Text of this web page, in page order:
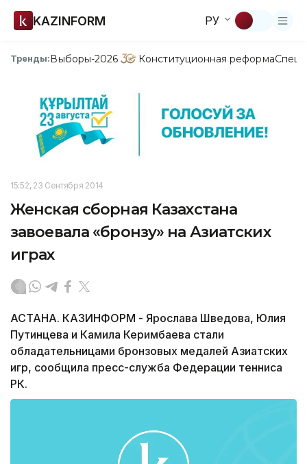
KAZINFORM РУ
Тренды:Выборы-2026 Конституционная реформа
15:52, 23 Сентября 2014
Женская сборная Казахстана
завоевала «бронзу» на Азиатских
играх
АСТАНА. КАЗИНФОРМ - Ярослава Шведова, Юлия
Путинцева и Камила Керимбаева стали
обладательницами бронзовых медалей Азиатских
игр, сообщила пресс-служба Федерации тенниса
РК.